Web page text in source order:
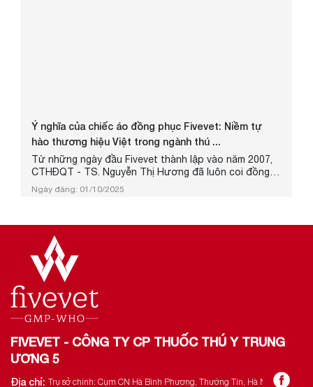
Ý nghĩa của chiếc áo đồng phục Fivevet: Niềm tự
hào thương hiệu Việt trong ngành thú ...
Từ những ngày đầu Fivevet thành lập vào năm 2007,
CTHĐQT - TS. Nguyễn Thị Hương đã luôn coi đồng
phục là một phần trong trọng trong việc thể hiện bản
sắc thương hiệu. Thiết kế đồng phục của Fivevet
triển bền vững....
Ngày đăng: 01/10/2025
FIVEVET - CÔNG TY CP THUỐC THÚ Y TRUNG
ƯƠNG 5
Địa chỉ: Trụ sở chính: Cụm CN Hà Bình Phương, Thường Tín, Hà Nội.